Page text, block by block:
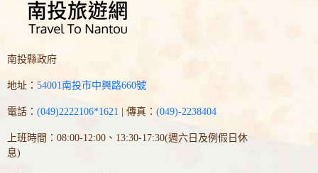
南投縣政府
地址： 54001南投市中興路660號
電話： (049)2222106*1621 | 傳真： (049)-2238404
上班時間：08:00-12:00、13:30-17:30(週六日及例假日休
息)